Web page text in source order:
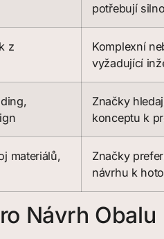
potřebují
z
Komplexní
vyžadující
Značky
konceptu k
materiálů,
Značky
návrhu k
Návrh Obalu